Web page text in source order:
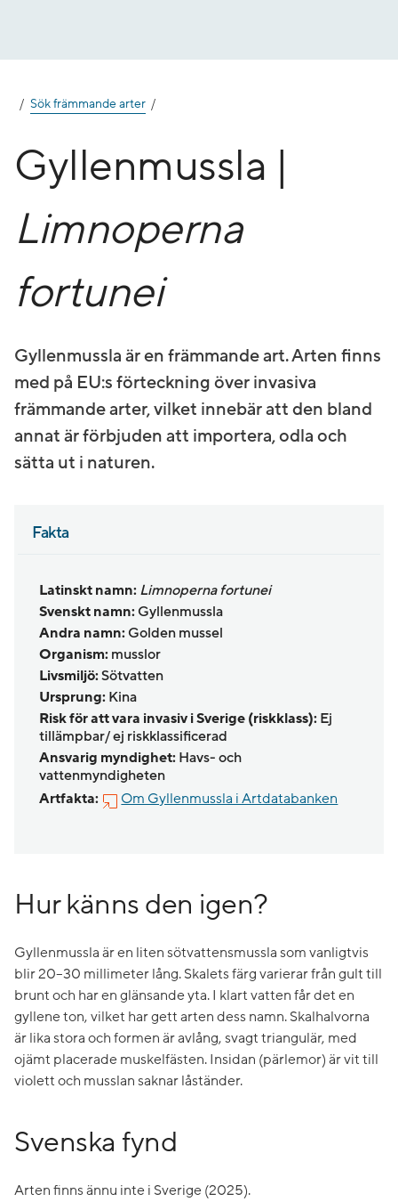
Sök främmande arter
Gyllenmussla |
Limnoperna
fortunei
Gyllenmussla är en främmande art. Arten finns
med på EU:s förteckning över invasiva
främmande arter, vilket innebär att den bland
annat är förbjuden att importera, odla och
sätta ut i naturen.
Fakta
Latinskt namn: Limnoperna fortunei
Svenskt namn: Gyllenmussla
Andra namn: Golden mussel
Organism: musslor
Livsmiljö:Sötvatten
Ursprung: Kina
Risk för att vara invasiv i Sverige (riskklass): Ej
tillämpbar/ ej riskklassificerad
Ansvarig myndighet: Havs- och
vattenmyndigheten
Artfakta:
Om Gyllenmussla i Artdatabanken
Hur känns den igen?
Gyllenmussla är en liten sötvattensmussla som vanligtvis
blir 20–30 millimeter lång. Skalets färg varierar från gult till
brunt och har en glänsande yta. I klart vatten får det en
gyllene ton, vilket har gett arten dess namn. Skalhalvorna
är lika stora och formen är avlång, svagt triangulär, med
ojämt placerade muskelfästen. Insidan (pärlemor) är vit till
violett och musslan saknar låständer.
Svenska fynd
Arten finns ännu inte i Sverige (2025).